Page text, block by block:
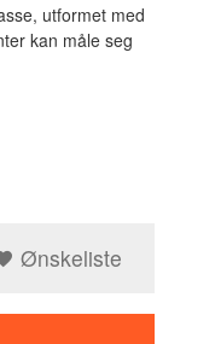
utformet med
kan måle seg
Ønskeliste